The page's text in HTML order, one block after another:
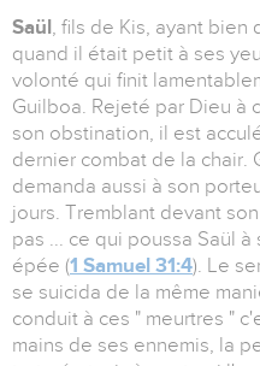
Saül , fils de Kis, ayant bien
quand il était petit à ses
volonté qui finit
Guilboa. Rejeté par Dieu à
son obstination, il est
dernier combat de la chair.
demanda aussi à son
jours. Tremblant devant
pas ... ce qui poussa Saül
épée (1 Samuel 31:4). Le
se suicida de la même
conduit à ces " meurtres "
mains de ses ennemis, la